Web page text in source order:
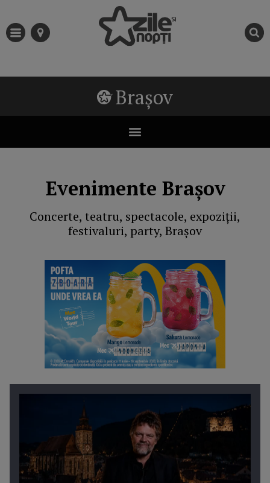
Brașov
Evenimente Brașov
Concerte, teatru, spectacole, expoziții,
festivaluri, party, Brașov